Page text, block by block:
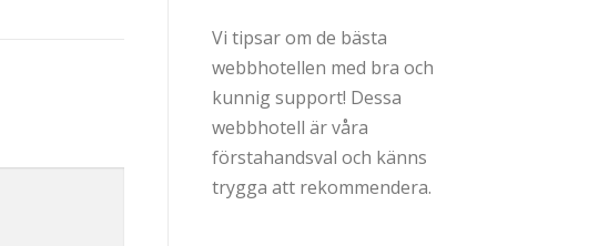
Vi tipsar om de bästa
webbhotellen med bra och
kunnig support! Dessa
webbhotell är våra
förstahandsval och känns
trygga att rekommendera.